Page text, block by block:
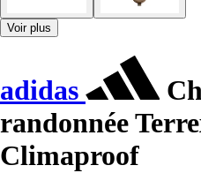
Voir plus
adidas
randonnée
Climaproof